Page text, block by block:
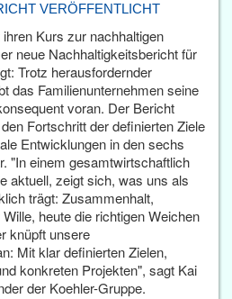
VERÖFFENTLICHT
Kurs zur nachhaltigen
neue Nachhaltigkeitsbericht für
Trotz herausfordernder
das Familienunternehmen seine
voran. Der Bericht
Fortschritt der definierten Ziele
Entwicklungen in den sechs
"In einem gesamtwirtschaftlich
aktuell, zeigt sich, was uns als
trägt: Zusammenhalt,
heute die richtigen Weichen
knüpft unsere
Mit klar definierten Zielen,
konkreten Projekten", sagt Kai
der Koehler-Gruppe.